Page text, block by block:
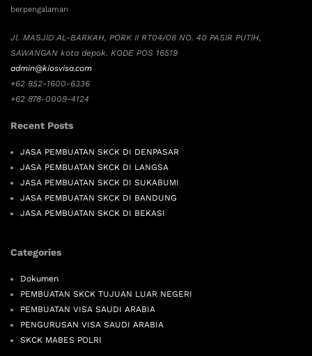
berpengalaman
Jl. MASJID AL-BARKAH, PORK II RT04/08 NO. 40 PASIR PUTIH,
SAWANGAN kota depok. KODE POS 16519
admin@kiosvisa.com
+62 852-1600-6336
+62 878-0009-4124
Recent Posts
JASA PEMBUATAN SKCK DI DENPASAR
JASA PEMBUATAN SKCK DI LANGSA
JASA PEMBUATAN SKCK DI SUKABUMI
JASA PEMBUATAN SKCK DI BANDUNG
JASA PEMBUATAN SKCK DI BEKASI
Categories
Dokumen
PEMBUATAN SKCK TUJUAN LUAR NEGERI
PEMBUATAN VISA SAUDI ARABIA
PENGURUSAN VISA SAUDI ARABIA
SKCK MABES POLRI